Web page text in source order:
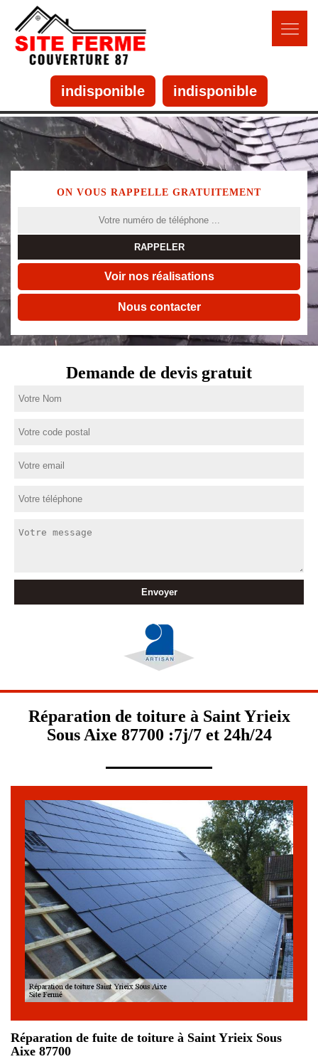
indisponible indisponible
ON VOUS RAPPELLE GRATUITEMENT
Voir nos réalisations
Nous contacter
Demande de devis gratuit
Réparation de toiture à Saint Yrieix
Sous Aixe 87700 :7j/7 et 24h/24
Réparation de fuite de toiture à Saint Yrieix Sous
Aixe 87700